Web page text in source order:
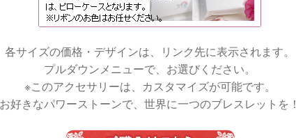
各サイズの価格・デザインは、リンク先に表示されます。
プルダウンメニューで、お選びください。
※このアクセサリーは、カスタマイズが可能です。
お好きなパワーストーンで、世界に一つのブレスレットを！